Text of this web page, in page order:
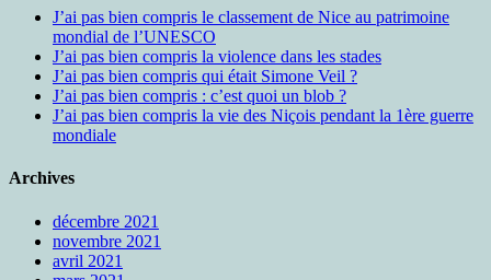
J’ai pas bien compris le classement de Nice au patrimoine
mondial de l’UNESCO
J’ai pas bien compris la violence dans les stades
J’ai pas bien compris qui était Simone Veil ?
J’ai pas bien compris : c’est quoi un blob ?
J’ai pas bien compris la vie des Niçois pendant la 1ère guerre
mondiale
Archives
décembre 2021
novembre 2021
avril 2021